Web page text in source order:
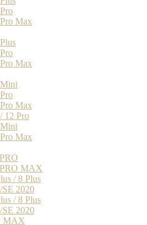
Max
Max
Max
12 Pro
Max
MAX
/ 8 Plus
SE 2020
/ 8 Plus
SE 2020
MAX